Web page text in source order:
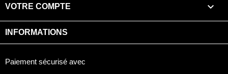
VOTRE COMPTE 
INFORMATIONS
Paiement sécurisé avec